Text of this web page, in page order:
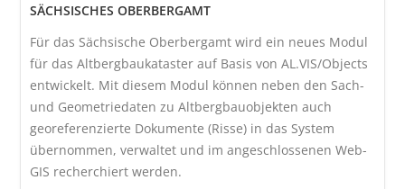
SÄCHSISCHES OBERBERGAMT
Für das Sächsische Oberbergamt wird ein neues Modul
für das Altbergbaukataster auf Basis von AL.VIS/Objects
entwickelt. Mit diesem Modul können neben den Sach-
und Geometriedaten zu Altbergbauobjekten auch
georeferenzierte Dokumente (Risse) in das System
übernommen, verwaltet und im angeschlossenen Web-
GIS recherchiert werden.